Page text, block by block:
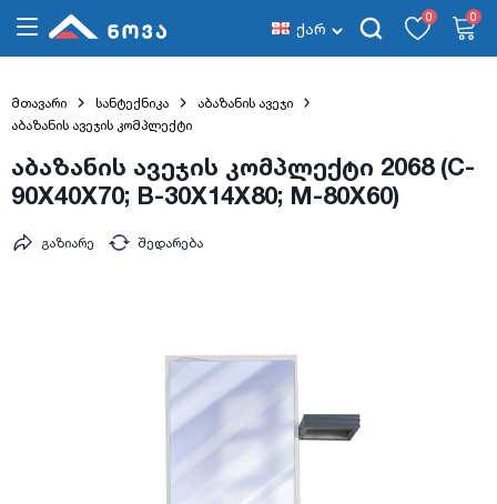
ქარ
0 0
მთავარი სანტექნიკა
აბაზანის ავეჯი
აბაზანის ავეჯის კომპლექტი
აბაზანის ავეჯის კომპლექტი 2068 (C-
90X40X70; B-30X14X80; M-80X60)
შედარება
გაზიარე